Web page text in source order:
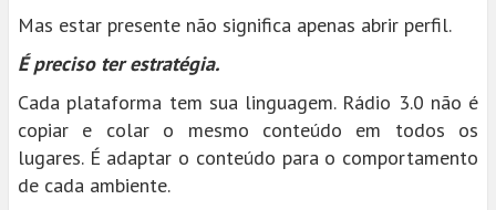
Mas estar presente não significa apenas abrir perfil.
É preciso ter estratégia.
Cada plataforma tem sua linguagem. Rádio 3.0 não é
copiar e colar o mesmo conteúdo em todos os
lugares. É adaptar o conteúdo para o comportamento
de cada ambiente.